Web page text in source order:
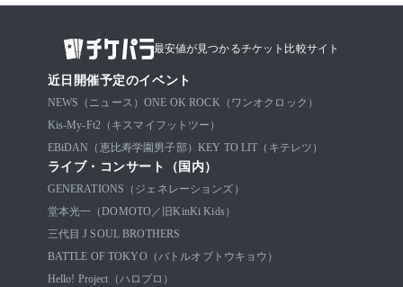
最安値が見つかるチケット比較サイト
近日開催予定のイベント
NEWS（ニュース） ONE OK ROCK（ワンオクロック）
Kis-My-Ft2（キスマイフットツー）
EBiDAN（恵比寿学園男子部） KEY TO LIT（キテレツ）
ライブ・コンサート（国内）
GENERATIONS（ジェネレーションズ）
堂本光一（DOMOTO／旧KinKi Kids）
三代目 J SOUL BROTHERS
BATTLE OF TOKYO（バトルオブトウキョウ）
Hello! Project（ハロプロ）